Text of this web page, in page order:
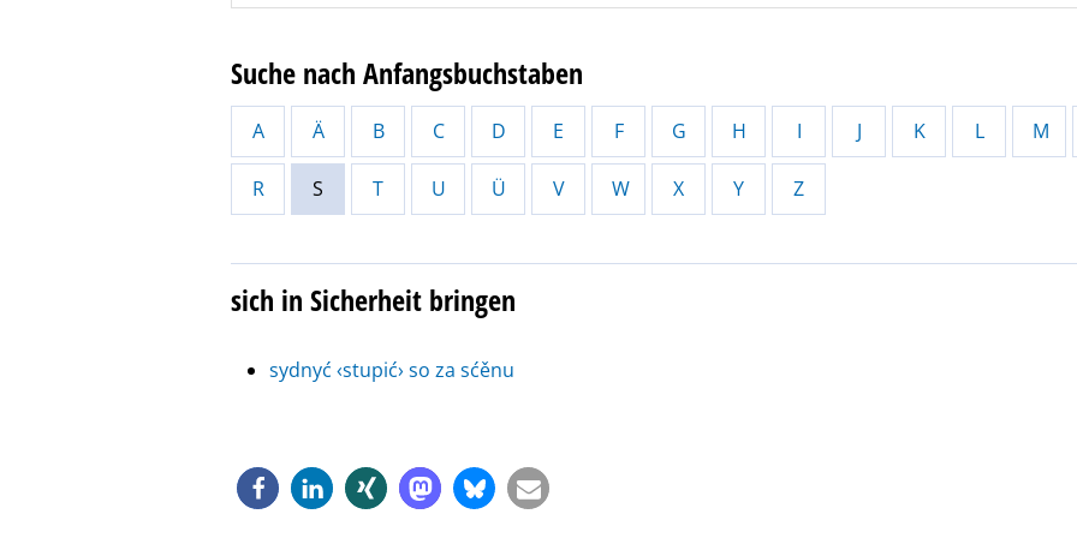
Suche nach Anfangsbuchstaben
A Ä B C D E F G H I J K L M
R S T U Ü V W X Y Z
sich in Sicherheit bringen
sydnyć ‹stupić› so za sćěnu